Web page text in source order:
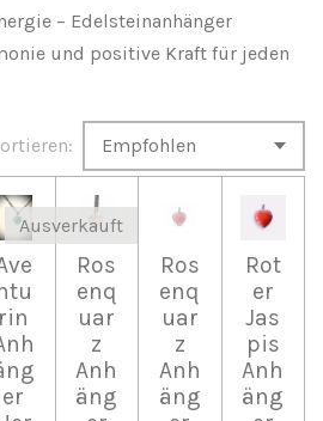
– Edelsteinanhänger
und positive Kraft für jeden
rin
er
Ausverkauft
Ros
enq
uar
z
Anh
äng
Ros
enq
uar
z
Anh
äng
Rot
er
Jas
pis
Anh
äng